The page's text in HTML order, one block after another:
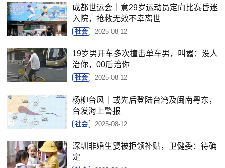
成都世运会｜意29岁运动员定向比赛昏迷
入院，抢救无效不幸离世
社会 2025-08-12
19岁男开车多次撞击单车男，叫嚣：没人
治你，00后治你
社会 2025-08-12
杨柳台风｜或先后登陆台湾及闽南粤东，
台发海上警报
社会 2025-08-12
深圳非婚生婴被拒领补贴，卫健委：待确
定